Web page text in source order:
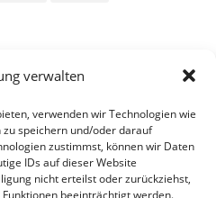
verwalten
verwenden wir Technologien wie
speichern und/oder darauf
zustimmst, können wir Daten
IDs auf dieser Website
nicht erteilst oder zurückziehst,
beeinträchtigt werden.
- Sarah Kailer